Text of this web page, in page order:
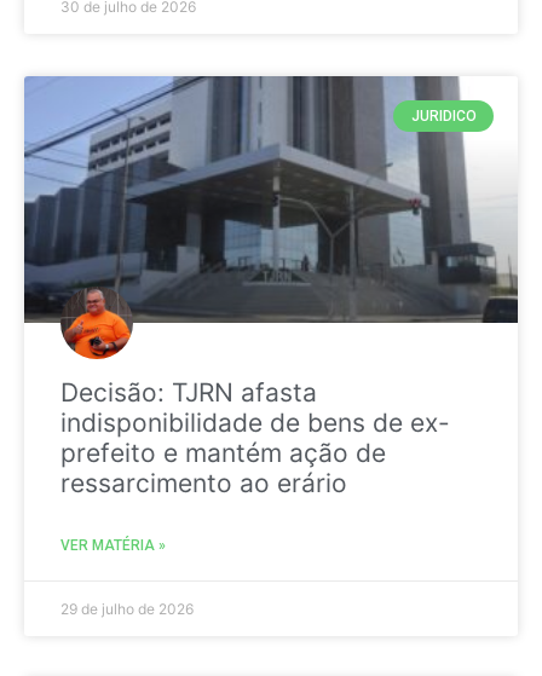
30 de julho de 2026
JURIDICO
Decisão: TJRN afasta
indisponibilidade de bens de ex-
prefeito e mantém ação de
ressarcimento ao erário
VER MATÉRIA »
29 de julho de 2026